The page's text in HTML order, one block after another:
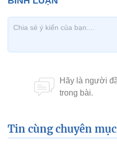
Tin cùng chuyên mục